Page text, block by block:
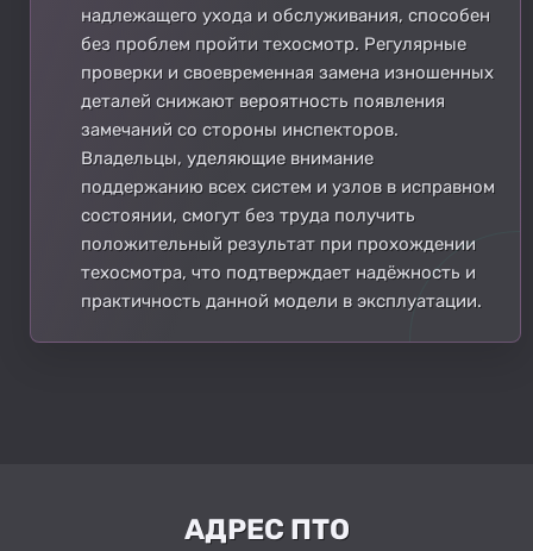
надлежащего ухода и обслуживания, способен
без проблем пройти техосмотр. Регулярные
проверки и своевременная замена изношенных
деталей снижают вероятность появления
замечаний со стороны инспекторов.
Владельцы, уделяющие внимание
поддержанию всех систем и узлов в исправном
состоянии, смогут без труда получить
положительный результат при прохождении
техосмотра, что подтверждает надёжность и
практичность данной модели в эксплуатации.
АДРЕС ПТО